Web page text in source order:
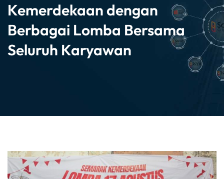
Kemerdekaan dengan
Berbagai Lomba Bersama
Seluruh Karyawan